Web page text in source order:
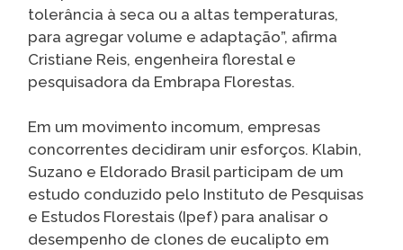
tolerância à seca ou a altas temperaturas,
para agregar volume e adaptação”, afirma
Cristiane Reis, engenheira florestal e
pesquisadora da Embrapa Florestas.
Em um movimento incomum, empresas
concorrentes decidiram unir esforços. Klabin,
Suzano e Eldorado Brasil participam de um
estudo conduzido pelo Instituto de Pesquisas
e Estudos Florestais (Ipef) para analisar o
desempenho de clones de eucalipto em